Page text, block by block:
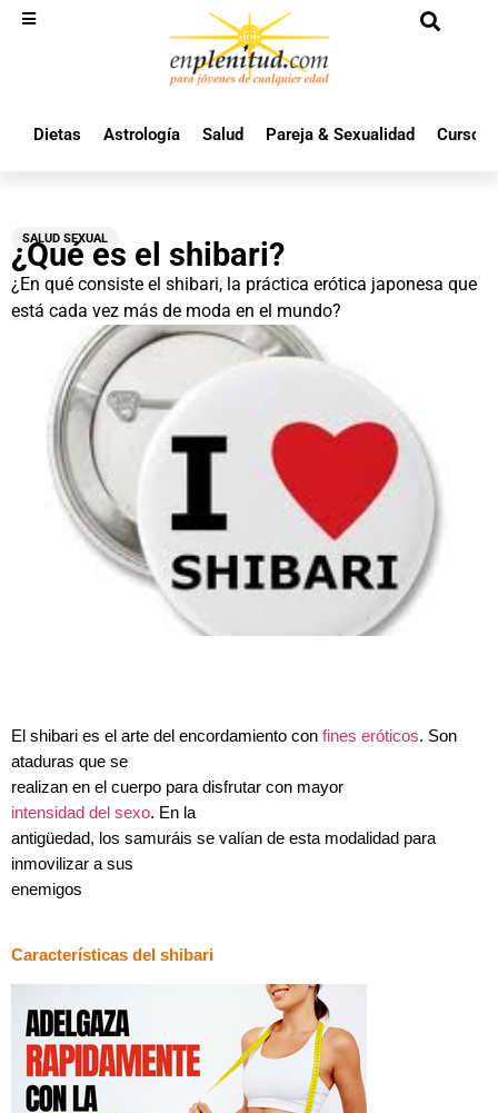
Dietas Astrología Salud Pareja & Sexualidad Cursos
SALUD SEXUAL
¿Qué es el shibari?
¿En qué consiste el shibari, la práctica erótica japonesa que
está cada vez más de moda en el mundo?
El shibari es el arte del encordamiento con fines eróticos. Son
ataduras que se
realizan en el cuerpo para disfrutar con mayor
intensidad del sexo. En la
antigüedad, los samuráis se valían de esta modalidad para
inmovilizar a sus
enemigos
Características del shibari